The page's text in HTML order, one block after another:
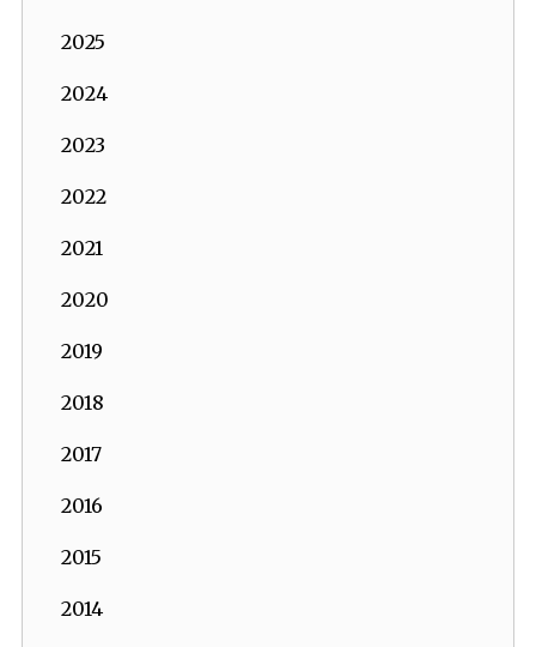
2025
2024
2023
2022
2021
2020
2019
2018
2017
2016
2015
2014